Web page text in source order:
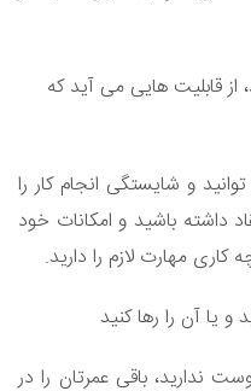
از قابلیت هایی می آید که
و شایستگی انجام کار را
داشته باشید و امکانات خود
کاری مهارت لازم را دارید.
ندارید، باقی عمرتان را در